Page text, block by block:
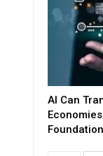
AI Can